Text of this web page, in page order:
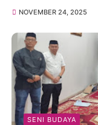
NOVEMBER 24, 2025
SENI BUDAYA